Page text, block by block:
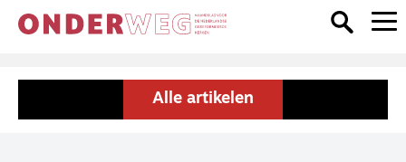
Alle artikelen